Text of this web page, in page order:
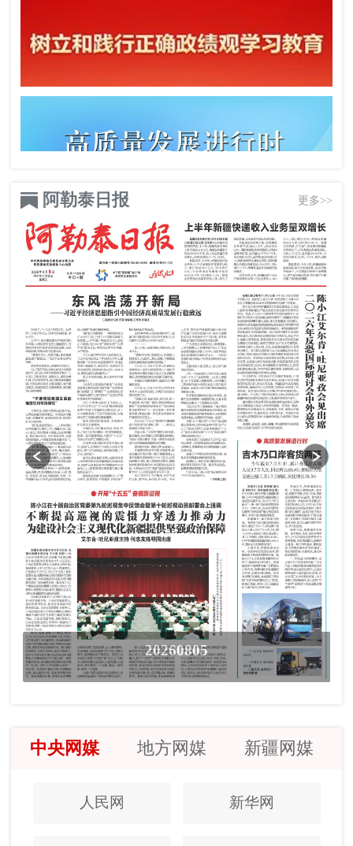
阿勒泰日报 更多>>
20260805
中央网媒 地方网媒 新疆网媒
人民网 新华网